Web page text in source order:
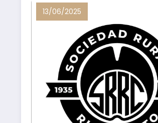
13/06/2025